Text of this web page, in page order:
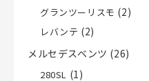
グランツーリスモ (2)
レバンテ (2)
メルセデスベンツ (26)
280SL (1)